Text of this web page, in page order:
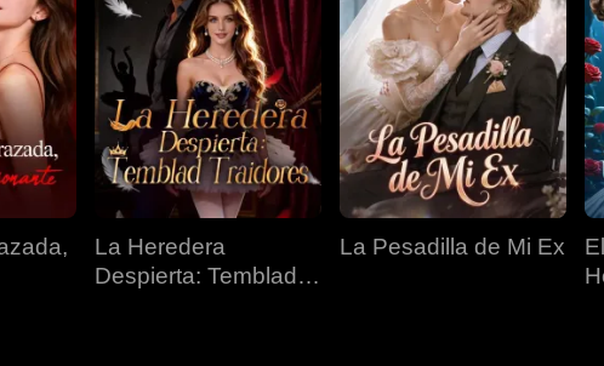
La Heredera
Despierta: Temblad
La Pesadilla de Mi Ex